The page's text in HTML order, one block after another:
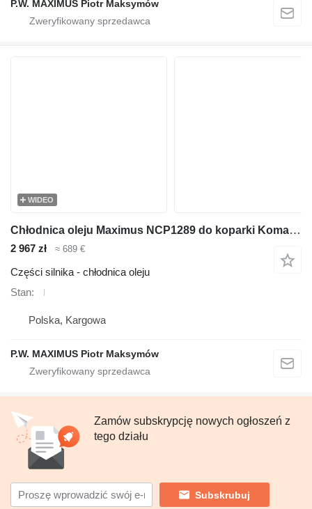
P.W. MAXIMUS Piotr Maksymów
WIDEO
Chłodnica oleju Maximus NCP1289 do koparki Komatsu PC200 PC210 PC230 PC220 PC250
2 967 zł ≈ 689 €
Części silnika - chłodnica oleju
Stan
Polska, Kargowa
P.W. MAXIMUS Piotr Maksymów
Zamów subskrypcję nowych ogłoszeń z
tego działu
Subskrubuj